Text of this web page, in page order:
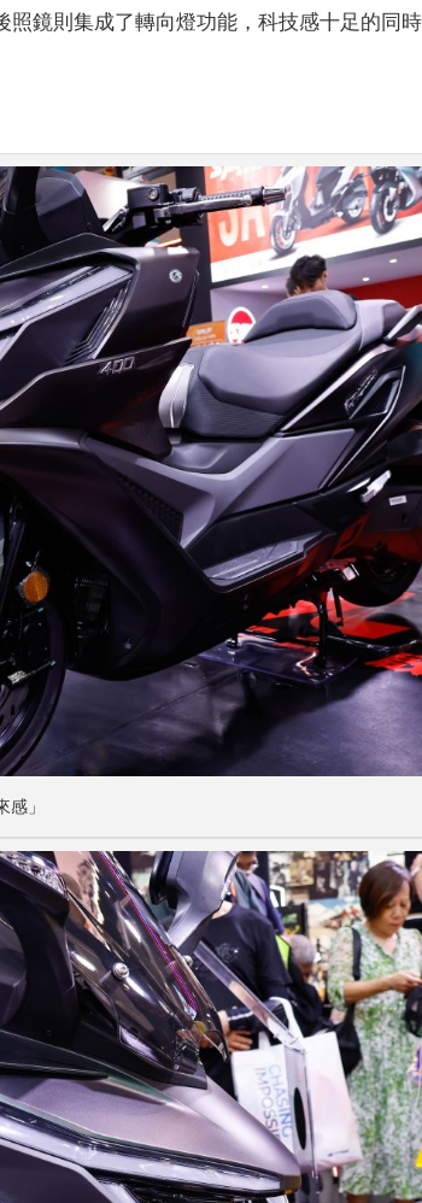
照鏡則集成了轉向燈功能，科技感十足的同
感」